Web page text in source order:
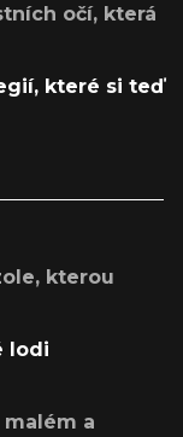
očí, která
které si teď
kterou
lodi
malém a